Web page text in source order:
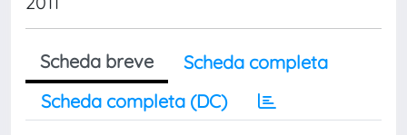
Scheda breve
Scheda completa
Scheda completa (DC)